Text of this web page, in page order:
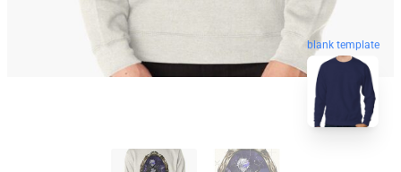
blank template